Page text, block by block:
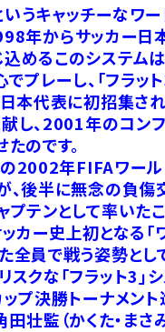
というキャッチーな
年からサッカー
めるこのシステム
でプレーし、「フラ
代表に初招集され
し、2001年のコン
のです。
2002年FIFAワール
、後半に無念の負傷
プテンとして率い
カー史上初となる
全員で戦う姿勢とし
クな「フラット3」
ップ決勝トーナメン
壮監（かくた・まさ